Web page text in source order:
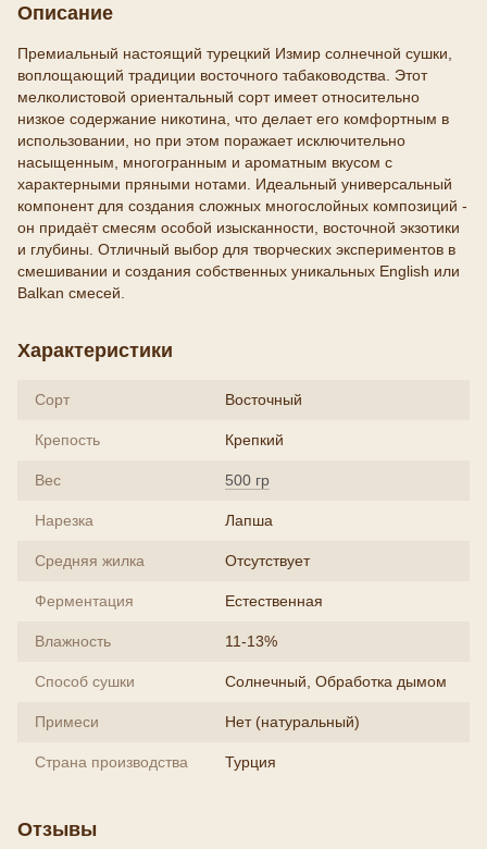
Описание
Премиальный настоящий турецкий Измир солнечной сушки,
воплощающий традиции восточного табаководства. Этот
мелколистовой ориентальный сорт имеет относительно
низкое содержание никотина, что делает его комфортным в
использовании, но при этом поражает исключительно
насыщенным, многогранным и ароматным вкусом с
характерными пряными нотами. Идеальный универсальный
компонент для создания сложных многослойных композиций -
он придаёт смесям особой изысканности, восточной экзотики
и глубины. Отличный выбор для творческих экспериментов в
смешивании и создания собственных уникальных English или
Balkan смесей.
Характеристики
Сорт Восточный
Крепость Крепкий
Вес 500 гр
Нарезка Лапша
Средняя жилка Отсутствует
Ферментация Естественная
Влажность 11-13%
Способ сушки Солнечный, Обработка дымом
Примеси Нет (натуральный)
Страна производства Турция
Отзывы